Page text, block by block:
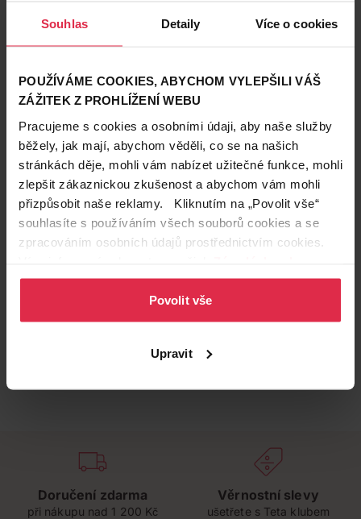
Souhlas Detaily Více o cookies
POUŽÍVÁME COOKIES, ABYCHOM VYLEPŠILI VÁŠ
ZÁŽITEK Z PROHLÍŽENÍ WEBU
Pracujeme s cookies a osobními údaji, aby naše služby
běžely, jak mají, abychom věděli, co se na našich
stránkách děje, mohli vám nabízet užitečné funkce, mohli
zlepšit zákaznickou zkušenost a abychom vám mohli
přizpůsobit naše reklamy. Kliknutím na „Povolit vše“
souhlasíte s používáním všech souborů cookies a se
zpracováním osobních údajů prostřednictvím cookies.
osobních údajů.
Povolit vše
Upravit
Podobné produkty
Doručení zdarma
při nákupu nad 1 200 Kč
Věrnostní slevy
ušetřete s Teta klubem